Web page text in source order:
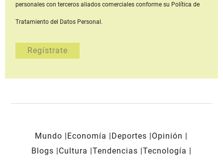
personales con terceros aliados comerciales conforme su Política de
Tratamiento del Datos Personal.
Mundo Economía Deportes
Opinión
Blogs
Cultura Tendencias Tecnología